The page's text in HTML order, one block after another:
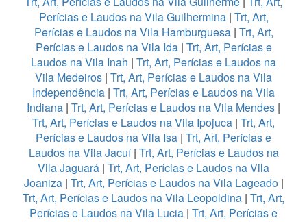
Perícias e Laudos na Vila Guilhermina| Trt, Art,
Perícias e Laudos na Vila Hamburguesa| Trt, Art,
Perícias e Laudos na Vila Ida| Trt, Art, Perícias e
Laudos na Vila Inah | Trt, Art, Perícias e Laudos na
Vila Medeiros | Trt, Art, Perícias e Laudos na Vila
Independência | Trt, Art, Perícias e Laudos na Vila
Indiana | Trt, Art, Perícias e Laudos na Vila Mendes |
Trt, Art, Perícias e Laudos na Vila Ipojuca | Trt, Art,
Perícias e Laudos na Vila Isa | Trt, Art, Perícias e
Laudos na Vila Jacuí| Trt, Art, Perícias e Laudos na
Vila Jaguará | Trt, Art, Perícias e Laudos na Vila
Joaniza| Trt, Art, Perícias e Laudos na Vila Lageado|
Trt, Art, Perícias e Laudos na Vila Leopoldina | Trt, Art,
Perícias e Laudos na Vila Lucia | Trt, Art, Perícias e